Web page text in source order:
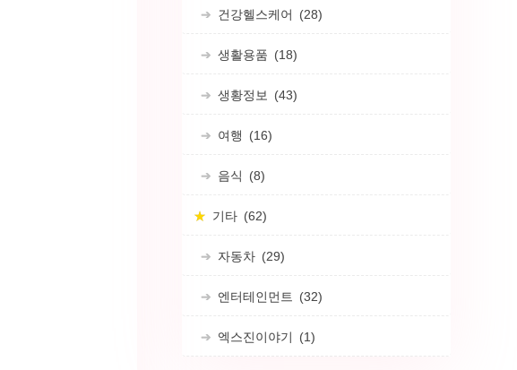
건강헬스케어 (28)
생활용품 (18)
생황정보 (43)
여행 (16)
음식 (8)
기타 (62)
자동차 (29)
엔터테인먼트 (32)
엑스진이야기 (1)